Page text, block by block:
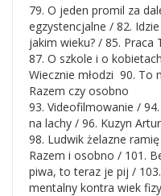
79. O jeden promil za
egzystencjalne / 82.
jakim wieku? / 85. Praca
87. O szkole i o
Wiecznie młodzi 90. To
Razem czy osobno
93. Videofilmowanie /
na lachy / 96. Kuzyn
98. Ludwik żelazne
Razem i osobno / 101.
piwa, to teraz je pij /
mentalny kontra wiek